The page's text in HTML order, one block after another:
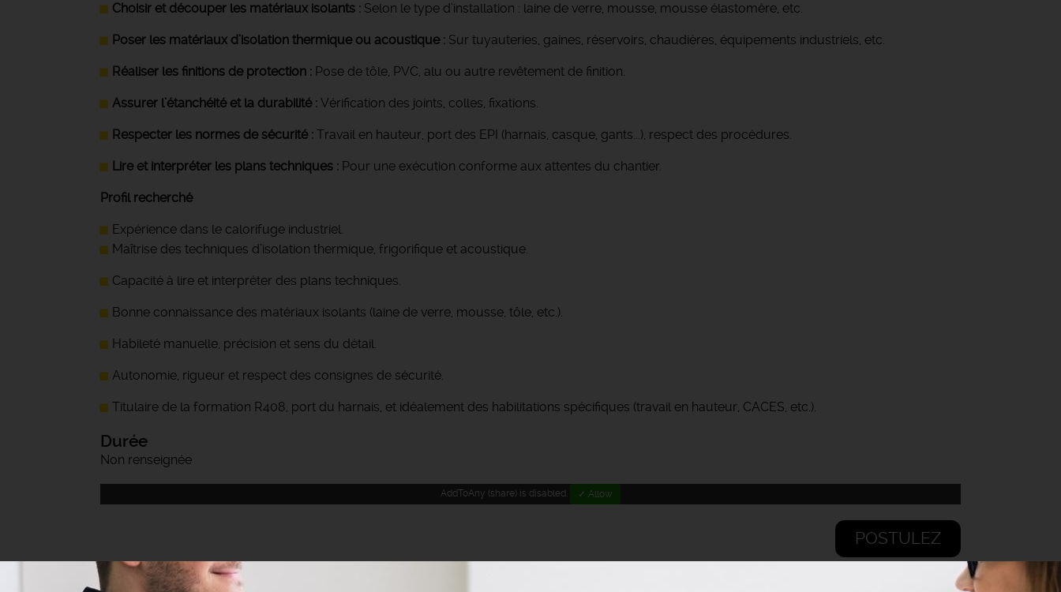
Choisir et découper les matériaux isolants : Selon le type d’installation : laine de verre, mousse, mousse élastomère, etc.
Poser les matériaux d’isolation thermique ou acoustique : Sur tuyauteries, gaines, réservoirs, chaudières, équipements industriels, etc.
Réaliser les finitions de protection : Pose de tôle, PVC, alu ou autre revêtement de finition.
Assurer l’étanchéité et la durabilité : Vérification des joints, colles, fixations.
Respecter les normes de sécurité : Travail en hauteur, port des EPI (harnais, casque, gants...), respect des procédures.
Lire et interpréter les plans techniques : Pour une exécution conforme aux attentes du chantier.
Profil recherché
Expérience dans le calorifuge industriel.
Maîtrise des techniques d’isolation thermique, frigorifique et acoustique.
Capacité à lire et interpréter des plans techniques.
Bonne connaissance des matériaux isolants (laine de verre, mousse, tôle, etc.).
Habileté manuelle, précision et sens du détail.
Autonomie, rigueur et respect des consignes de sécurité.
Titulaire de la formation R408, port du harnais, et idéalement des habilitations spécifiques (travail en hauteur, CACES, etc.).
Durée
Non renseignée
AddToAny (share) is disabled. ✓ Allow
POSTULEZ